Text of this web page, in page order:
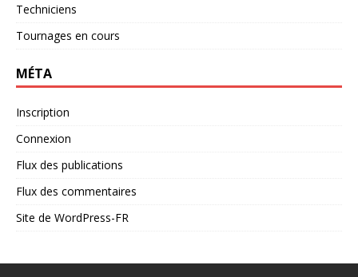
Techniciens
Tournages en cours
MÉTA
Inscription
Connexion
Flux des publications
Flux des commentaires
Site de WordPress-FR